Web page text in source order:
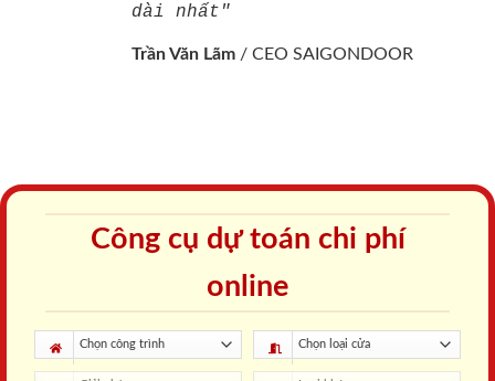
dài nhất"
Trần Văn Lãm / CEO SAIGONDOOR
Công cụ dự toán chi phí
online